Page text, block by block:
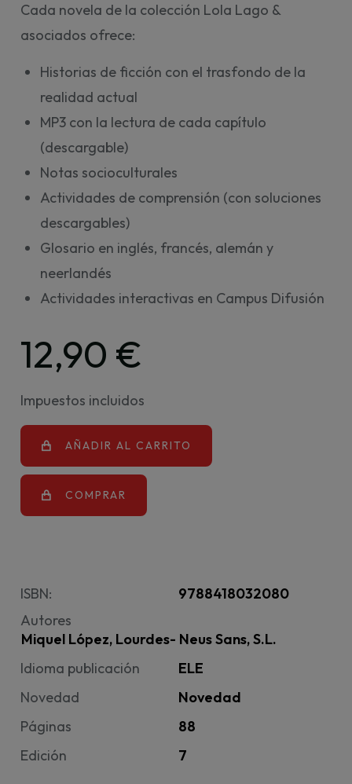
Cada novela de la colección Lola Lago &
asociados ofrece:
Historias de ficción con el trasfondo de la
realidad actual
MP3 con la lectura de cada capítulo
(descargable)
Notas socioculturales
Actividades de comprensión (con soluciones
descargables)
Glosario en inglés, francés, alemán y
neerlandés
Actividades interactivas en Campus Difusión
12,90 €
Impuestos incluidos
AÑADIR AL CARRITO
COMPRAR
ISBN:
9788418032080
Autores
Miquel López, Lourdes- Neus Sans, S.L.
Idioma publicación
ELE
Novedad
Novedad
Páginas
88
Edición
7